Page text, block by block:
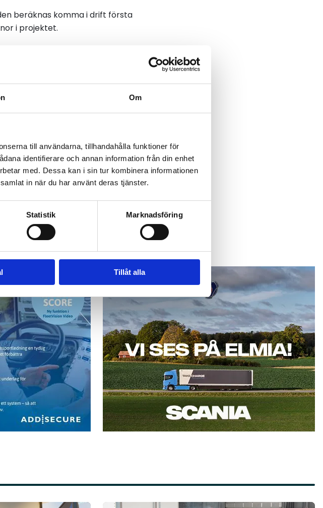
Om
till användarna, tillhandahålla funktioner för
identifierare och annan information från din enhet
med. Dessa kan i sin tur kombinera informationen
in när du har använt deras tjänster.
Statistik Marknadsföring
Tillåt alla
beräknas komma i drift första
i projektet.
153 miljarder kronor och visar inget tecken på
och en nödvändighet då paketmarknaden
för dig och som påverkar branschen.
Scania